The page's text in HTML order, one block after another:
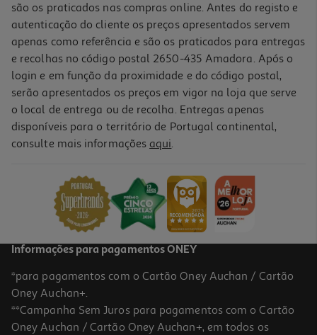
são os praticados nas compras online. Antes do registo e
autenticação do cliente os preços apresentados servem
apenas como referência e são os praticados para entregas
e recolhas no código postal 2650-435 Amadora. Após o
login e em função da proximidade e do código postal,
serão apresentados os preços em vigor na loja que serve
o local de entrega ou de recolha. Entregas apenas
disponíveis para o território de Portugal continental,
consulte mais informações aqui.
Informações para pagamentos ONEY
*para pagamentos com o Cartão Oney Auchan / Cartão
Oney Auchan+.
**Campanha Sem Juros para pagamentos com o Cartão
Oney Auchan / Cartão Oney Auchan+, em todos os